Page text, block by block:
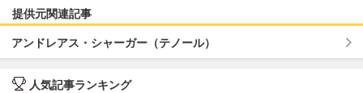
提供元関連記事
アンドレアス・シャーガー（テノール）
人気記事ランキング